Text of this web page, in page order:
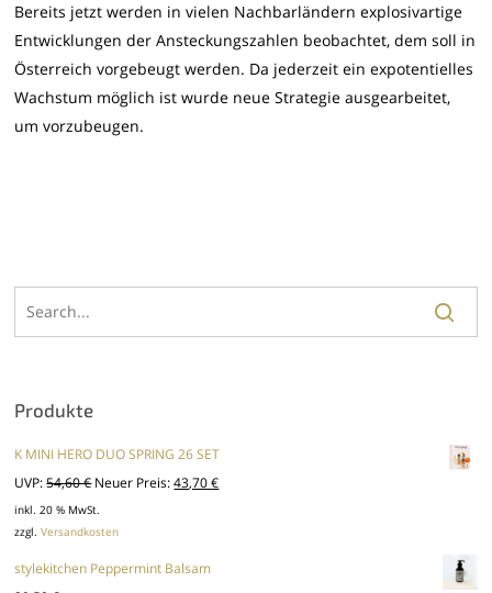
Bereits jetzt werden in vielen Nachbarländern explosivartige
Entwicklungen der Ansteckungszahlen beobachtet, dem soll in
Österreich vorgebeugt werden. Da jederzeit ein expotentielles
Wachstum möglich ist wurde neue Strategie ausgearbeitet,
um vorzubeugen.
Produkte
K MINI HERO DUO SPRING 26 SET
UVP: 54,60€ Ursprünglicher
Preis
war:
54,60 €
Neuer Preis: 43,70€Aktueller
inkl. 20 % MwSt.
zzgl.Versandkosten
stylekitchen Peppermint Balsam